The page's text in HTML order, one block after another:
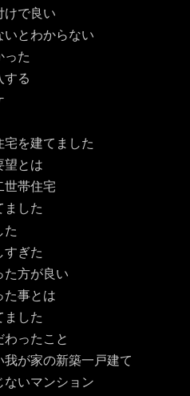
けで良い
とわからない
った
する
を建てました
望とは
世帯住宅
ました
た
すぎた
た方が良い
た事とは
ました
ったこと
が家の新築一戸建て
いマンション